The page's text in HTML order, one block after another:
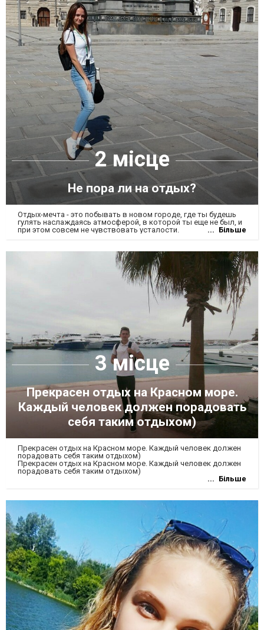
2 місце
Не пора ли на отдых?
Отдых-мечта - это побывать в новом городе, где ты будешь
гулять наслаждаясь атмосферой, в которой ты еще не был, и
при этом совсем не чувствовать усталости.
Більше
3 місце
Прекрасен отдых на Красном море.
Каждый человек должен порадовать
себя таким отдыхом)
Прекрасен отдых на Красном море. Каждый человек должен
порадовать себя таким отдыхом)
Прекрасен отдых на Красном море. Каждый человек должен
порадовать себя таким отдыхом)
Більше